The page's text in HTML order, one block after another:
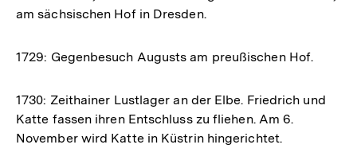
am sächsischen Hof in Dresden.
1729: Gegenbesuch Augusts am preußischen Hof.
1730: Zeithainer Lustlager an der Elbe. Friedrich und
Katte fassen ihren Entschluss zu fliehen. Am 6.
November wird Katte in Küstrin hingerichtet.